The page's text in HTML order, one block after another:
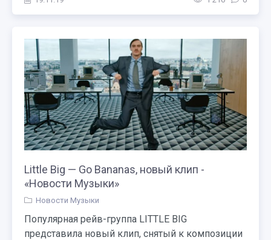
Little Big — Go Bananas, новый клип -
«Новости Музыки»
Новости Музыки
Популярная рейв-группа LITTLE BIG
представила новый клип, снятый к композиции